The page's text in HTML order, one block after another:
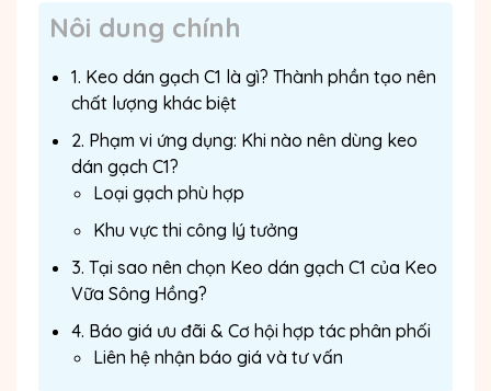
Nôi dung chính
1. Keo dán gạch C1 là gì? Thành phần tạo nên
chất lượng khác biệt
2. Phạm vi ứng dụng: Khi nào nên dùng keo
dán gạch C1?
Loại gạch phù hợp
Khu vực thi công lý tưởng
3. Tại sao nên chọn Keo dán gạch C1 của Keo
Vữa Sông Hồng?
4. Báo giá ưu đãi & Cơ hội hợp tác phân phối
Liên hệ nhận báo giá và tư vấn